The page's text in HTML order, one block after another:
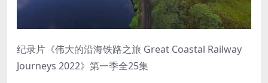
纪录片《伟大的沿海铁路之旅 Great Coastal Railway
Journeys 2022》第一季全25集